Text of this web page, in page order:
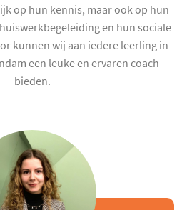
op hun kennis, maar ook op hun
en hun sociale
kunnen wij aan iedere leerling in
een leuke en ervaren coach
bieden.